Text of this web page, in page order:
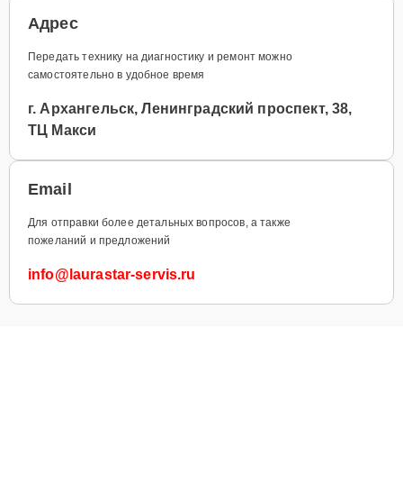
Адрес
Передать технику на диагностику и ремонт можно
самостоятельно в удобное время
г. Архангельск, Ленинградский проспект, 38,
ТЦ Макси
Email
Для отправки более детальных вопросов, а также
пожеланий и предложений
info@laurastar-servis.ru